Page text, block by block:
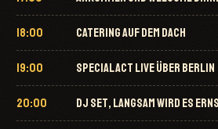
18:00 CATERING AUF DEM DACH
19:00 SPECIAL ACT LIVE ÜBER BERLIN
20:00 DJ SET, LANGSAM WIRD ES